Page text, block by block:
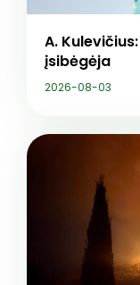
A.
įsibėgėja
2026-08-03